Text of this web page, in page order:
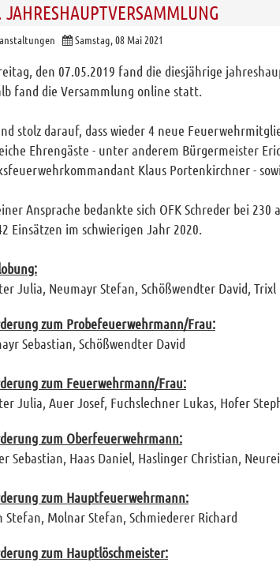
JAHRESHAUPTVERSAMMLUNG
Samstag, 08 Mai 2021
den 07.05.2019 fand die diesjährige
fand die Versammlung online statt.
stolz darauf, dass wieder 4 neue
Ehrengäste - unter anderem Bürgermeister
Klaus Portenkirchner -
Ansprache bedankte sich OFK Schreder bei
Einsätzen im schwierigen Jahr 2020.
Julia, Neumayr Stefan, Schößwendter David, Trixl
zum Probefeuerwehrmann/Frau:
Sebastian, Schößwendter David
zum Feuerwehrmann/Frau:
Julia, Auer Josef, Fuchslechner Lukas, Hofer
zum Oberfeuerwehrmann:
Sebastian, Haas Daniel, Haslinger Christian,
zum Hauptfeuerwehrmann:
Stefan, Molnar Stefan, Schmiederer Richard
zum Hauptlöschmeister: